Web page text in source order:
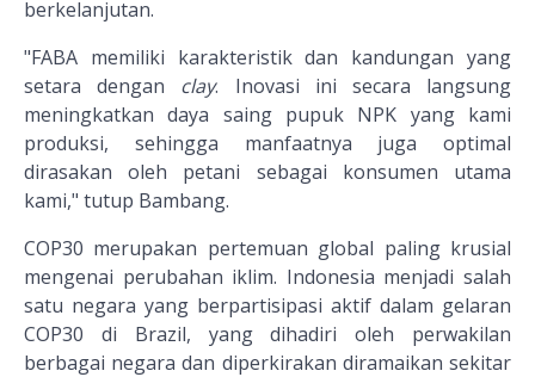
berkelanjutan.
"FABA memiliki karakteristik dan kandungan yang
setara dengan clay. Inovasi ini secara langsung
meningkatkan daya saing pupuk NPK yang kami
produksi, sehingga manfaatnya juga optimal
dirasakan oleh petani sebagai konsumen utama
kami," tutup Bambang.
COP30 merupakan pertemuan global paling krusial
mengenai perubahan iklim. Indonesia menjadi salah
satu negara yang berpartisipasi aktif dalam gelaran
COP30 di Brazil, yang dihadiri oleh perwakilan
berbagai negara dan diperkirakan diramaikan sekitar